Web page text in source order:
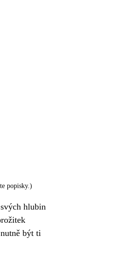
popisky.)
hlubin
být ti